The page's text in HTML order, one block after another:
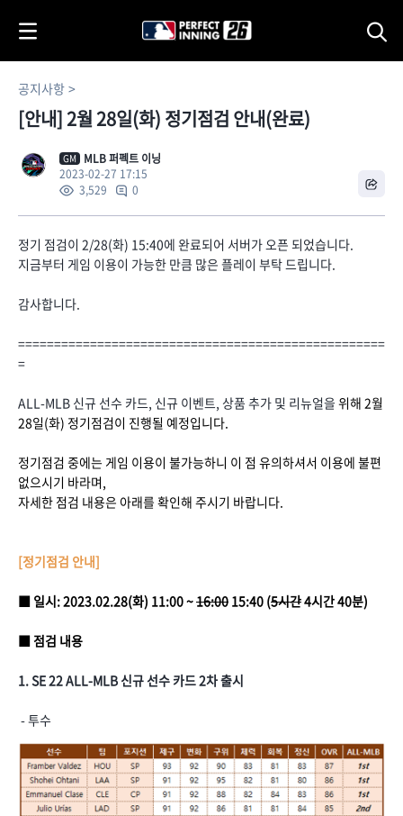
공지사항
[안내] 2월 28일(화) 정기점검 안내(완료)
GM
MLB 퍼펙트 이닝
2023-02-27 17:15
3,529
0
정기 점검이 2/28(화) 15:40에 완료되어 서버가 오픈 되었습니다.
지금부터 게임 이용이 가능한 만큼 많은 플레이 부탁 드립니다.
감사합니다.
===================================================
=
ALL-MLB 신규 선수 카드, 신규 이벤트, 상품 추가 및 리뉴얼을 위해 2월
28일(화) 정기점검이 진행될 예정입니다.
정기점검 중에는 게임 이용이 불가능하니 이 점 유의하셔서 이용에 불편
없으시기 바라며,
자세한 점검 내용은 아래를 확인해 주시기 바랍니다.
[정기점검 안내]
■ 일시: 2023.02.28(화) 11:00 ~16:00 15:40 (5시간4시간 40분)
■ 점검 내용
1. SE 22 ALL-MLB 신규 선수 카드 2차 출시
- 투수